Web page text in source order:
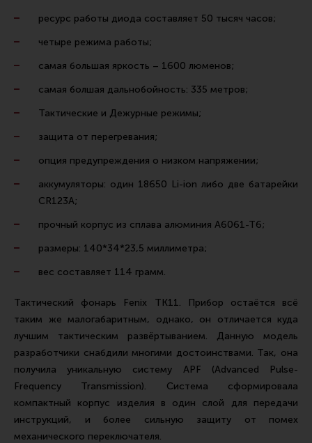
Кобуры для IPSC
Паучеры и патронташи
Ремни для IPSC
Стрелковые таймеры
Холощение и тренировки
Другие аксессуары IPSC
Экипировка
Пневматика
Перчатки
Разгрузочные системы и защита
Защита головы
Тактическая медицина
Чехлы, рюкзаки, сумки
Фонари
ресурс работы диода составляет 50 тысяч часов;
четыре режима работы;
самая большая яркость – 1600 люменов;
самая болшая дальнобойность: 335 метров;
Тактические и Дежурные режимы;
защита от перегревания;
опция предупреждения о низком напряжении;
аккумуляторы: один 18650 Li-ion либо две батарейки
CR123A;
прочный корпус из сплава алюминия А6061-Т6;
размеры: 140*34*23,5 миллиметра;
вес составляет 114 грамм.
Тактический фонарь Fenix TK11. Прибор остаётся всё
таким же малогабаритным, однако, он отличается куда
лучшим тактическим развёртыванием. Данную модель
разработчики снабдили многими достоинствами. Так, она
получила уникальную систему APF (Advanced Pulse-
Frequency Transmission). Система сформировала
компактный корпус изделия в один слой для передачи
инструкций, и более сильную защиту от помех
механического переключателя.